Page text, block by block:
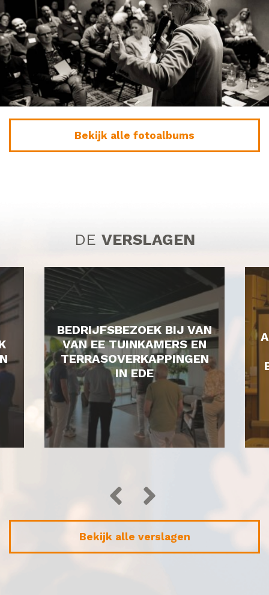
Bekijk alle fotoalbums
DE VERSLAGEN
BEDRIJFSBEZOEK BIJ VAN
VAN EE TUINKAMERS EN
TERRASOVERKAPPINGEN
IN EDE
Bekijk alle verslagen